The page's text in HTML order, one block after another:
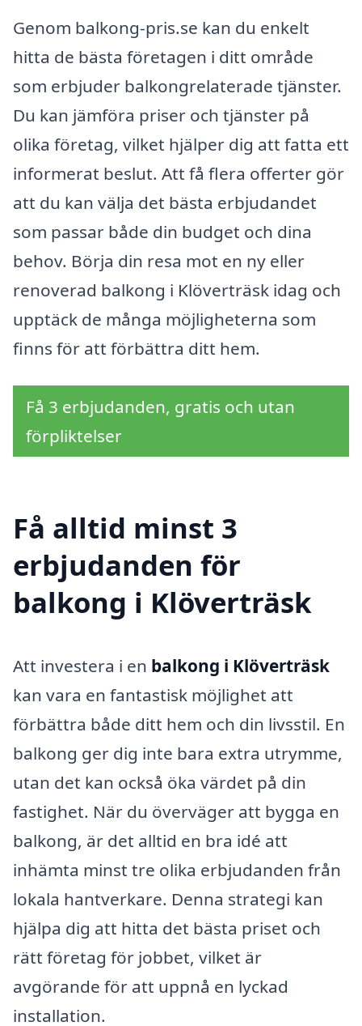
Genom balkong-pris.se kan du enkelt
hitta de bästa företagen i ditt område
som erbjuder balkongrelaterade tjänster.
Du kan jämföra priser och tjänster på
olika företag, vilket hjälper dig att fatta ett
informerat beslut. Att få flera offerter gör
att du kan välja det bästa erbjudandet
som passar både din budget och dina
behov. Börja din resa mot en ny eller
renoverad balkong i Klöverträsk idag och
upptäck de många möjligheterna som
finns för att förbättra ditt hem.
Få 3 erbjudanden, gratis och utan
förpliktelser
Få alltid minst 3
erbjudanden för
balkong i Klöverträsk
Att investera i en balkong i Klöverträsk
kan vara en fantastisk möjlighet att
förbättra både ditt hem och din livsstil. En
balkong ger dig inte bara extra utrymme,
utan det kan också öka värdet på din
fastighet. När du överväger att bygga en
balkong, är det alltid en bra idé att
inhämta minst tre olika erbjudanden från
lokala hantverkare. Denna strategi kan
hjälpa dig att hitta det bästa priset och
rätt företag för jobbet, vilket är
avgörande för att uppnå en lyckad
installation.